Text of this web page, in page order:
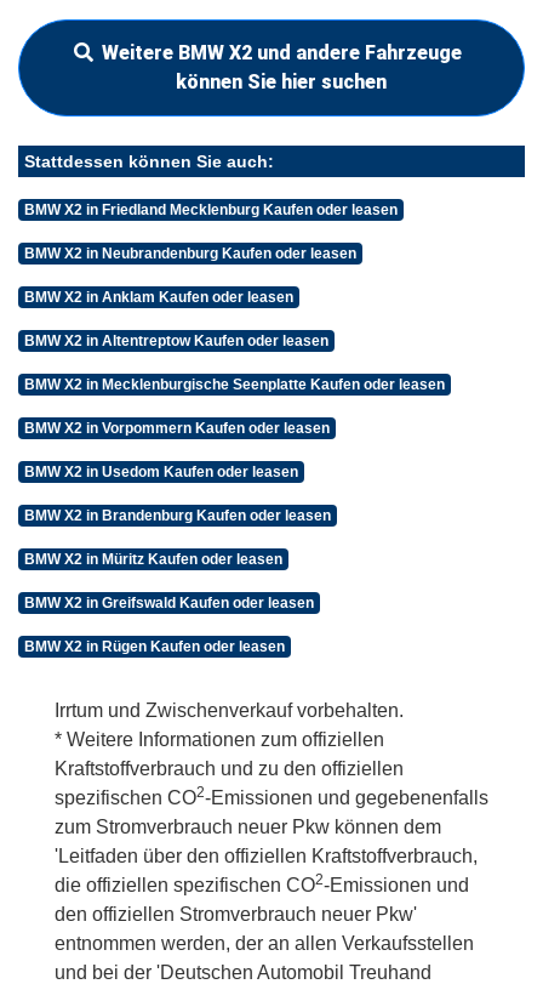
Weitere BMW X2 und andere Fahrzeuge
können Sie hier suchen
Stattdessen können Sie auch:
BMW X2 in Friedland Mecklenburg Kaufen oder leasen
BMW X2 in Neubrandenburg Kaufen oder leasen
BMW X2 in Anklam Kaufen oder leasen
BMW X2 in Altentreptow Kaufen oder leasen
BMW X2 in Mecklenburgische Seenplatte Kaufen oder leasen
BMW X2 in Vorpommern Kaufen oder leasen
BMW X2 in Usedom Kaufen oder leasen
BMW X2 in Brandenburg Kaufen oder leasen
BMW X2 in Müritz Kaufen oder leasen
BMW X2 in Greifswald Kaufen oder leasen
BMW X2 in Rügen Kaufen oder leasen
Irrtum und Zwischenverkauf vorbehalten.
* Weitere Informationen zum offiziellen
Kraftstoffverbrauch und zu den offiziellen
spezifischen CO2-Emissionen und gegebenenfalls
zum Stromverbrauch neuer Pkw können dem
'Leitfaden über den offiziellen Kraftstoffverbrauch,
die offiziellen spezifischen CO2-Emissionen und
den offiziellen Stromverbrauch neuer Pkw'
entnommen werden, der an allen Verkaufsstellen
und bei der 'Deutschen Automobil Treuhand